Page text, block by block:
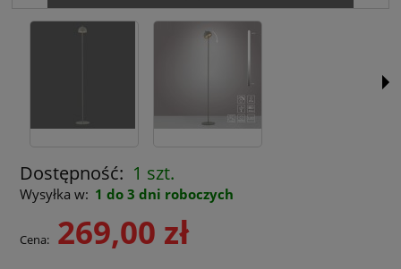
Dostępność: 1 szt.
Wysyłka w: 1 do 3 dni roboczych
Cena: 269,00 zł